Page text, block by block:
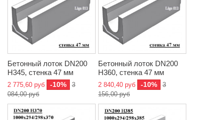
Бетонный лоток DN200
H345, стенка 47 мм
2 775,60 руб -10%
3
084,00 руб
Бетонный лоток DN200
H360, стенка 47 мм
2 840,40 руб -10%
3
156,00 руб